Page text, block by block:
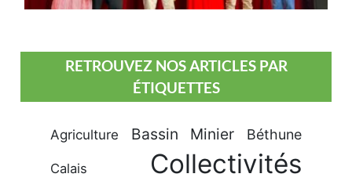
RETROUVEZ NOS ARTICLES PAR
ÉTIQUETTES
Agriculture Bassin Minier Béthune
Calais Collectivités